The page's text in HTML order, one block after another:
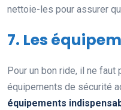
nettoie-les pour assurer
7. Les
Pour un bon ride, il ne faut
équipements de sécurité
équipements